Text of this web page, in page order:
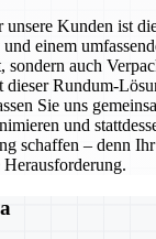
unsere Kunden ist
einem
sondern auch
Rundum-
Sie uns
und
schaffen – denn